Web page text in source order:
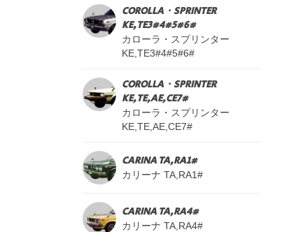
COROLLA・SPRINTER
KE,TE3#4#5#6#
カローラ・スプリンター
KE,TE3#4#5#6#
COROLLA・SPRINTER
KE,TE,AE,CE7#
カローラ・スプリンター
KE,TE,AE,CE7#
CARINA TA,RA1#
カリーナ TA,RA1#
CARINA TA,RA4#
カリーナ TA,RA4#